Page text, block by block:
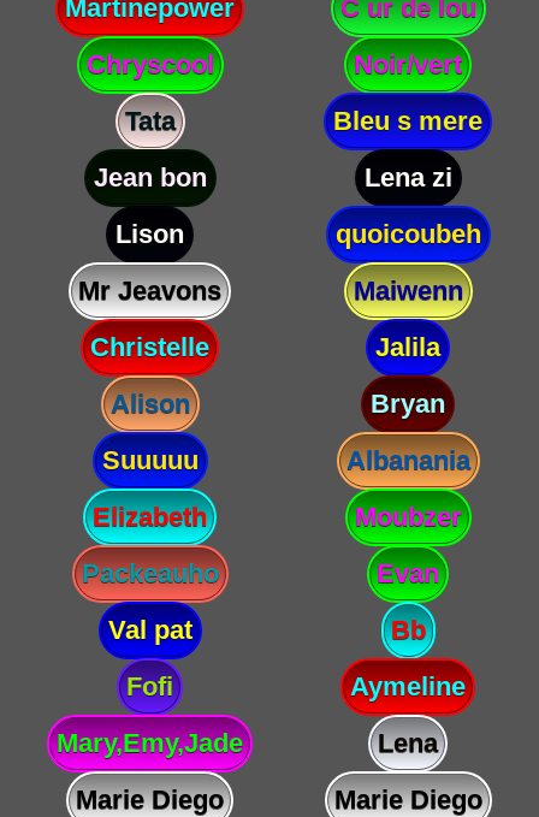
Martinepower
C ur de lou
Chryscool
Noir/vert
Tata
Bleu s mere
Jean bon
Lena zi
Lison
quoicoubeh
Mr Jeavons
Maiwenn
Christelle
Jalila
Alison
Bryan
Suuuuu
Albanania
Elizabeth
Moubzer
Packeauho
Evan
Val pat
Bb
Fofi
Aymeline
Mary,Emy,Jade
Lena
Marie Diego
Marie Diego